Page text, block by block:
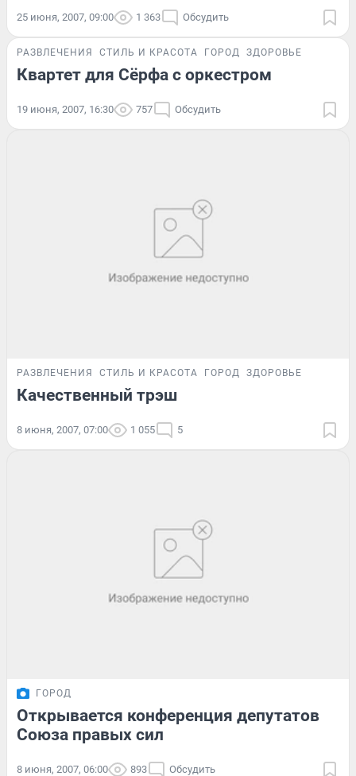
25 июня, 2007, 09:00 1 363 Обсудить
РАЗВЛЕЧЕНИЯ СТИЛЬ И КРАСОТА ГОРОД ЗДОРОВЬЕ
Квартет для Сёрфа с оркестром
19 июня, 2007, 16:30 757 Обсудить
РАЗВЛЕЧЕНИЯ СТИЛЬ И КРАСОТА ГОРОД ЗДОРОВЬЕ
Качественный трэш
8 июня, 2007, 07:00 1 055 5
ГОРОД
Открывается конференция депутатов
Союза правых сил
8 июня, 2007, 06:00 893 Обсудить